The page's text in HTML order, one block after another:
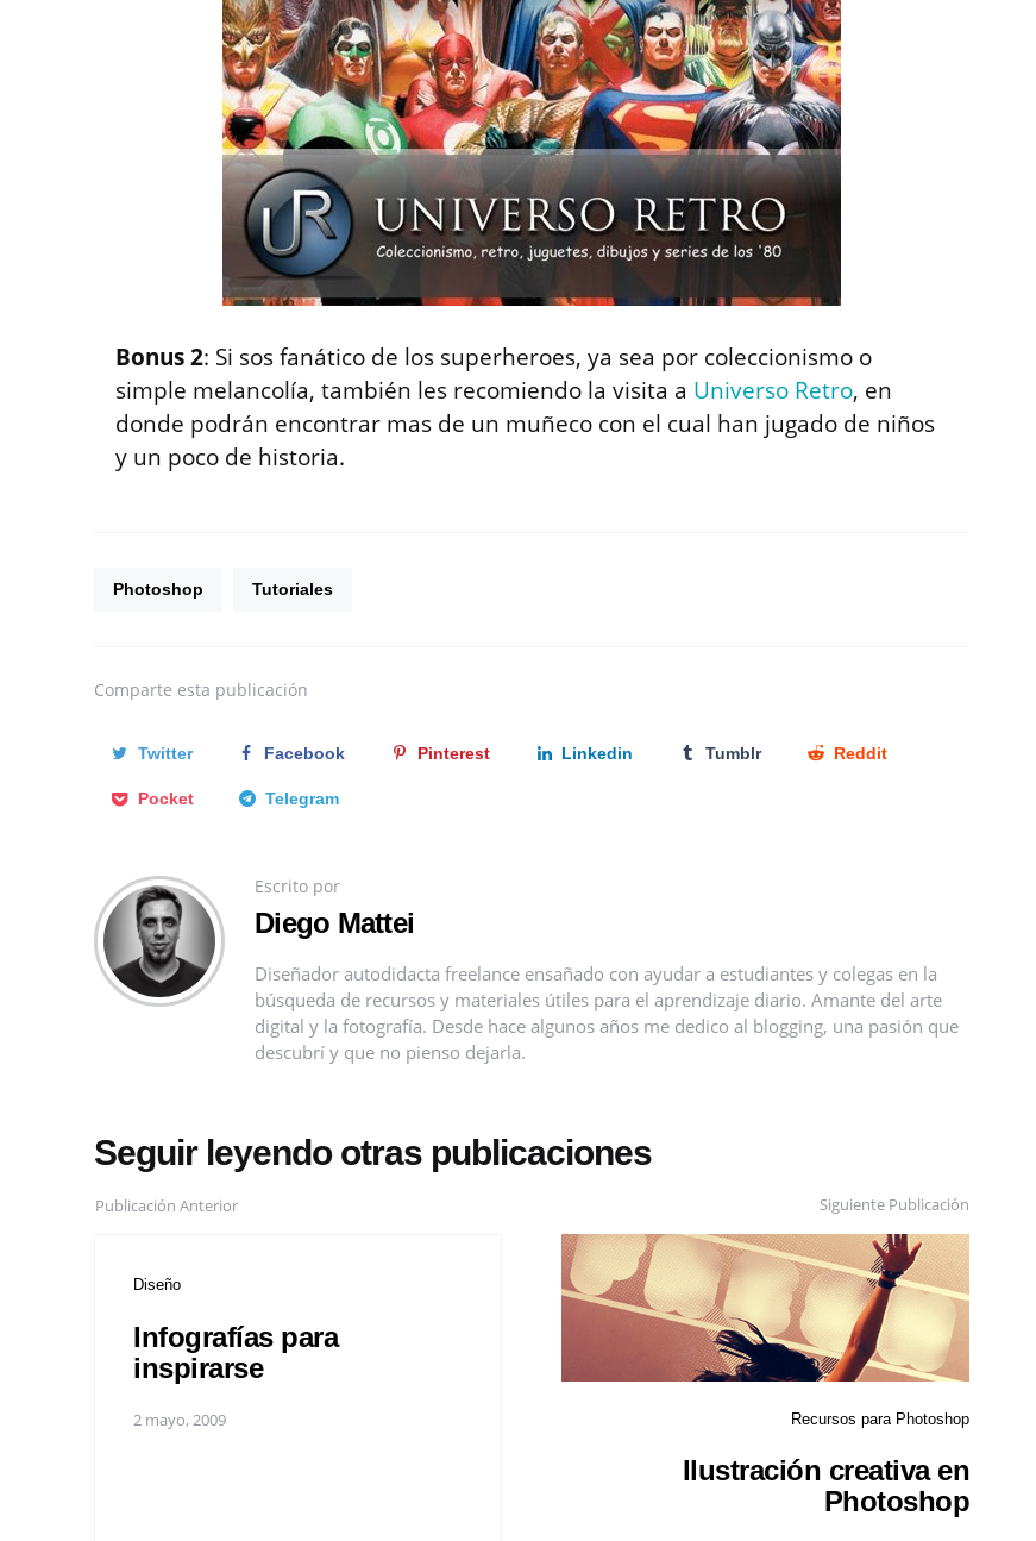
Bonus 2: Si sos fanático de los superheroes, ya sea por coleccionismo o
simple melancolía, también les recomiendo la visita a Universo Retro, en
donde podrán encontrar mas de un muñeco con el cual han jugado de niños
y un poco de historia.
Photoshop Tutoriales
Comparte esta publicación
Twitter Facebook Pinterest Linkedin Tumblr Reddit
Pocket Telegram
Escrito por
Diego Mattei
Diseñador autodidacta freelance ensañado con ayudar a estudiantes y colegas en la
búsqueda de recursos y materiales útiles para el aprendizaje diario. Amante del arte
digital y la fotografía. Desde hace algunos años me dedico al blogging, una pasión que
descubrí y que no pienso dejarla.
Seguir leyendo otras publicaciones
Publicación Anterior
Diseño
Infografías para
inspirarse
2 mayo, 2009
Siguiente Publicación
Recursos para Photoshop
Ilustración creativa en
Photoshop